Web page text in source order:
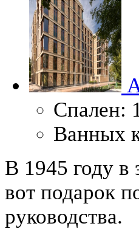
Спален:
Ванных
В 1945 году в
вот подарок
руководства.